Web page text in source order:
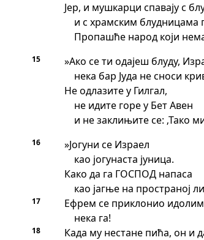
Јер, и мушкарци спавају с
и с храмским блудницама
Пропашће народ који
15
»Ако се ти одајеш блуду,
нека бар Јуда не сноси
Не одлазите у Гилгал,
не идите горе у Бет Авен
и не заклињите се: ‚Тако
16
»Јогуни се Израел
као јогунаста јуница.
Како да га ГОСПОД напаса
као јагње на пространој
17
Ефрем се приклонио
нека га!
18
Када му нестане пића, он и